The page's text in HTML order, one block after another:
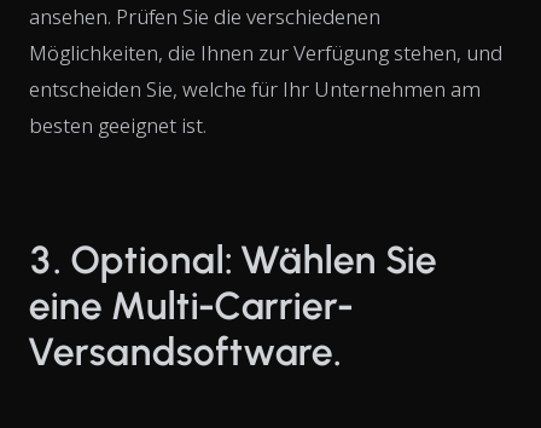
ansehen. Prüfen Sie die verschiedenen
Möglichkeiten, die Ihnen zur Verfügung stehen, und
entscheiden Sie, welche für Ihr Unternehmen am
besten geeignet ist.
3. Optional: Wählen Sie
eine Multi-Carrier-
Versandsoftware.